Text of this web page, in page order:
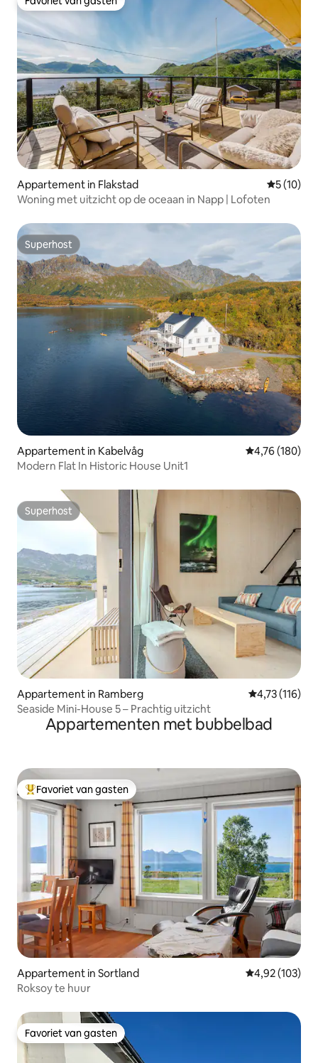
Favoriet van gasten
Appartement in Flakstad
5 (10)
Woning met uitzicht op de oceaan in Napp | Lofoten
Superhost
Superhost
Appartement in Kabelvåg Gemiddelde
4,76 (180)
Modern Flat In Historic House Unit1
Superhost
Superhost
Appartement in Ramberg Gemiddelde
4,73 (116)
Seaside Mini-House 5 – Prachtig uitzicht
Appartementen met bubbelbad
Topfavoriet van gasten
Favoriet van gasten
Appartement in Sortland Gemiddelde
4,92 (103)
Roksoy te huur
Favoriet van gasten
Favoriet van gasten